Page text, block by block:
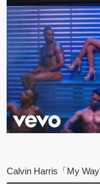
Calvin Harris「My Way